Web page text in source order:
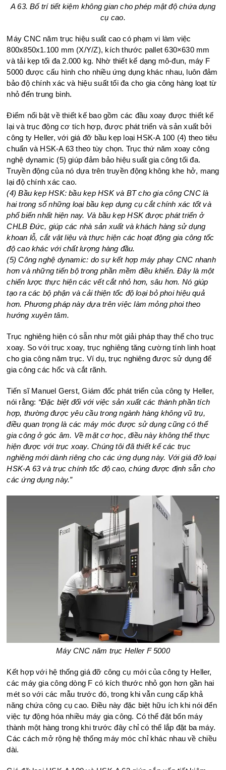
A 63. Bố trí tiết kiệm không gian cho phép mật độ chứa dụng
cụ cao.
Máy CNC năm trục hiệu suất cao có phạm vi làm việc
800x850x1.100 mm (X/Y/Z), kích thước pallet 630×630 mm
và tải kẹp tối đa 2.000 kg. Nhờ thiết kế dạng mô-đun, máy F
5000 được cấu hình cho nhiều ứng dụng khác nhau, luôn đảm
bảo độ chính xác và hiệu suất tối đa cho gia công hàng loạt từ
nhỏ đến trung bình.
Điểm nổi bật về thiết kế bao gồm các đầu xoay được thiết kế
lại và trục động cơ tích hợp, được phát triển và sản xuất bởi
công ty Heller, với giá đỡ bầu kẹp loại HSK-A 100 (4) theo tiêu
chuẩn và HSK-A 63 theo tùy chọn. Trục thứ năm xoay công
nghệ dynamic (5) giúp đảm bảo hiệu suất gia công tối đa.
Truyền động của nó dựa trên truyền động không khe hở, mang
lại độ chính xác cao.
(4) Bầu kẹp HSK: bầu kẹp HSK và BT cho gia công CNC là
hai trong số những loại bầu kẹp dụng cụ cắt chính xác tốt và
phổ biến nhất hiện nay. Và bầu kẹp HSK được phát triển ở
CHLB Đức, giúp các nhà sản xuất và khách hàng sử dụng
khoan lỗ, cắt vật liệu và thực hiện các hoạt động gia công tốc
độ cao khác với chất lượng hàng đầu.
(5) Công nghệ dynamic: do sự kết hợp máy phay CNC nhanh
hơn và những tiến bộ trong phần mềm điều khiển. Đây là một
chiến lược thực hiện các vết cắt nhỏ hơn, sâu hơn. Nó giúp
tạo ra các bộ phận và cải thiện tốc độ loại bỏ phoi hiệu quả
hơn. Phương pháp này dựa trên việc làm mỏng phoi theo
hướng xuyên tâm.
Trục nghiêng hiện có sẵn như một giải pháp thay thế cho trục
xoay. So với trục xoay, trục nghiêng tăng cường tính linh hoạt
cho gia công năm trục. Ví dụ, trục nghiêng được sử dụng để
gia công các hốc và cắt rãnh.
Tiến sĩ Manuel Gerst, Giám đốc phát triển của công ty Heller,
nói rằng: “Đặc biệt đối với việc sản xuất các thành phần tích
hợp, thường được yêu cầu trong ngành hàng không vũ trụ,
điều quan trọng là các máy móc được sử dụng cũng có thể
gia công ở góc âm. Về mặt cơ học, điều này không thể thực
hiện được với trục xoay. Chúng tôi đã thiết kế các trục
nghiêng mới dành riêng cho các ứng dụng này. Với giá đỡ loại
HSK-A 63 và trục chính tốc độ cao, chúng được định sẵn cho
các ứng dụng này.”
Máy CNC năm trục Heller F 5000
Kết hợp với hệ thống giá đỡ công cụ mới của công ty Heller,
các máy gia công dòng F có kích thước nhỏ gọn hơn gần hai
mét so với các mẫu trước đó, trong khi vẫn cung cấp khả
năng chứa công cụ cao. Điều này đặc biệt hữu ích khi nói đến
việc tự động hóa nhiều máy gia công. Có thể đặt bốn máy
thành một hàng trong khi trước đây chỉ có thể lắp đặt ba máy.
Các cách mở rộng hệ thống máy móc chỉ khác nhau về chiều
dài.